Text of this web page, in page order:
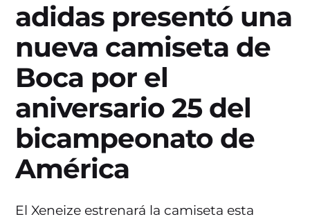
adidas presentó una
nueva camiseta de
Boca por el
aniversario 25 del
bicampeonato de
América
El Xeneize estrenará la camiseta esta